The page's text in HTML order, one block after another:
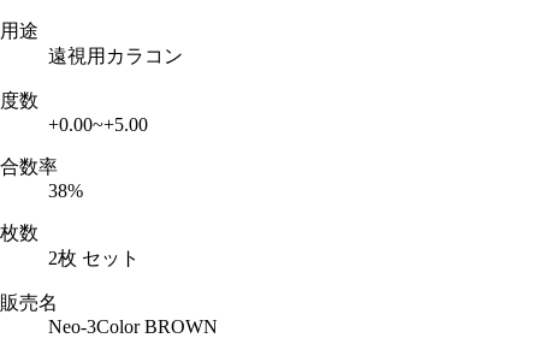
用途
遠視用カラコン
度数
+0.00~+5.00
合数率
38%
枚数
2枚 セット
販売名
Neo-3Color BROWN